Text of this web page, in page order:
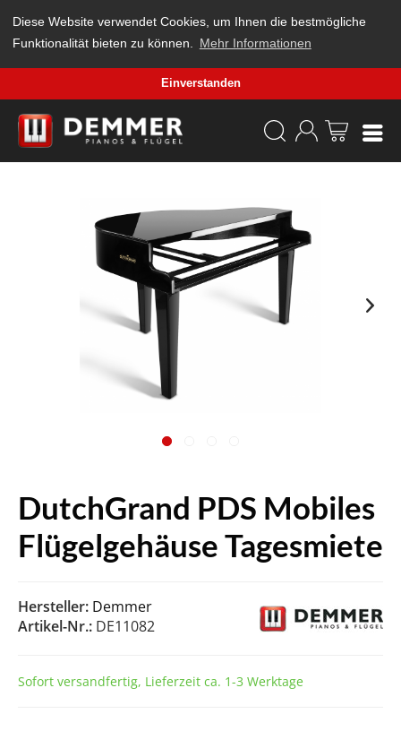
Diese Website verwendet Cookies, um Ihnen die bestmögliche
Funktionalität bieten zu können.
Mehr Informationen
Einverstanden
DutchGrand PDS Mobiles
Flügelgehäuse Tagesmiete
Hersteller: Demmer
Artikel-Nr.: DE11082
Sofort versandfertig, Lieferzeit ca. 1-3 Werktage